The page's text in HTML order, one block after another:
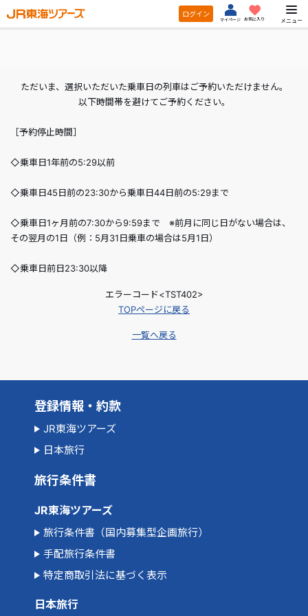
ログイン
マイページ お気に入り メニュー
ただいま、選択いただいた乗車日の列車はご予約いただけません。
以下時間帯を避けてご予約ください。
［予約停止時間］
◇乗車日1年前の5:29以前
◇乗車日45日前の23:30から乗車日44日前の5:29まで
◇乗車日1ヶ月前の7:30から9:59まで ※前月に同じ日がない場合は、
その翌月の1日（例：5月31日乗車の場合は5月1日）
◇乗車日前日23:30以降
エラーコード<TST402>
TOPページに戻る
一覧へ戻る
登録情報・約款
JR東海ツアーズ
日本旅行
旅行条件書
JR東海ツアーズ
旅行条件書（国内募集型企画旅行）
手配旅行条件書
特定商取引法に基づく表示
日本旅行